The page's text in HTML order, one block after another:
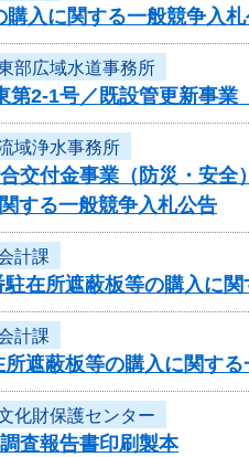
入に関する一般競争入札
部広域水道事務所
第2-1号／既設管更新事
域浄水事務所
付金事業（防災・安全
する一般競争入札公告
計課
在所遮蔽板等の購入に関
計課
遮蔽板等の購入に関する
化財保護センター
査報告書印刷製本